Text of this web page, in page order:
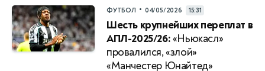
ФУТБОЛ • 04/05/2026 15:31
Шесть крупнейших переплат в
АПЛ-2025/26:«Ньюкасл»
провалился, «злой»
«Манчестер Юнайтед»